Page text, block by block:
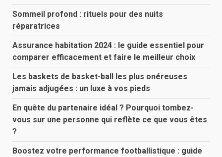
Sommeil profond : rituels pour des nuits
réparatrices
Assurance habitation 2024 : le guide essentiel pour
comparer efficacement et faire le meilleur choix
Les baskets de basket-ball les plus onéreuses
jamais adjugées : un luxe à vos pieds
En quête du partenaire idéal ? Pourquoi tombez-
vous sur une personne qui reflète ce que vous êtes
?
Boostez votre performance footballistique : guide